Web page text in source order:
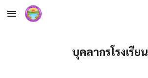
Skip to main content
บุคลากรโรงเรียน